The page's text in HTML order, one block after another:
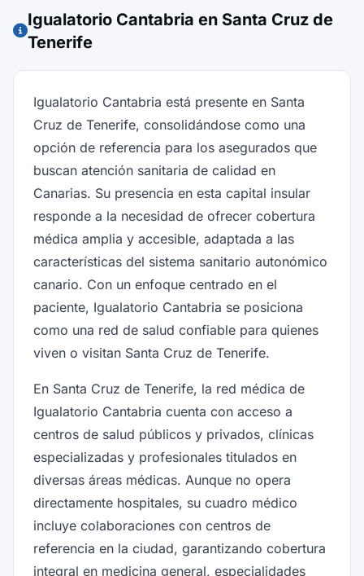
Igualatorio Cantabria en Santa Cruz de
Tenerife
Igualatorio Cantabria está presente en Santa
Cruz de Tenerife, consolidándose como una
opción de referencia para los asegurados que
buscan atención sanitaria de calidad en
Canarias. Su presencia en esta capital insular
responde a la necesidad de ofrecer cobertura
médica amplia y accesible, adaptada a las
características del sistema sanitario autonómico
canario. Con un enfoque centrado en el
paciente, Igualatorio Cantabria se posiciona
como una red de salud confiable para quienes
viven o visitan Santa Cruz de Tenerife.
En Santa Cruz de Tenerife, la red médica de
Igualatorio Cantabria cuenta con acceso a
centros de salud públicos y privados, clínicas
especializadas y profesionales titulados en
diversas áreas médicas. Aunque no opera
directamente hospitales, su cuadro médico
incluye colaboraciones con centros de
referencia en la ciudad, garantizando cobertura
integral en medicina general, especialidades